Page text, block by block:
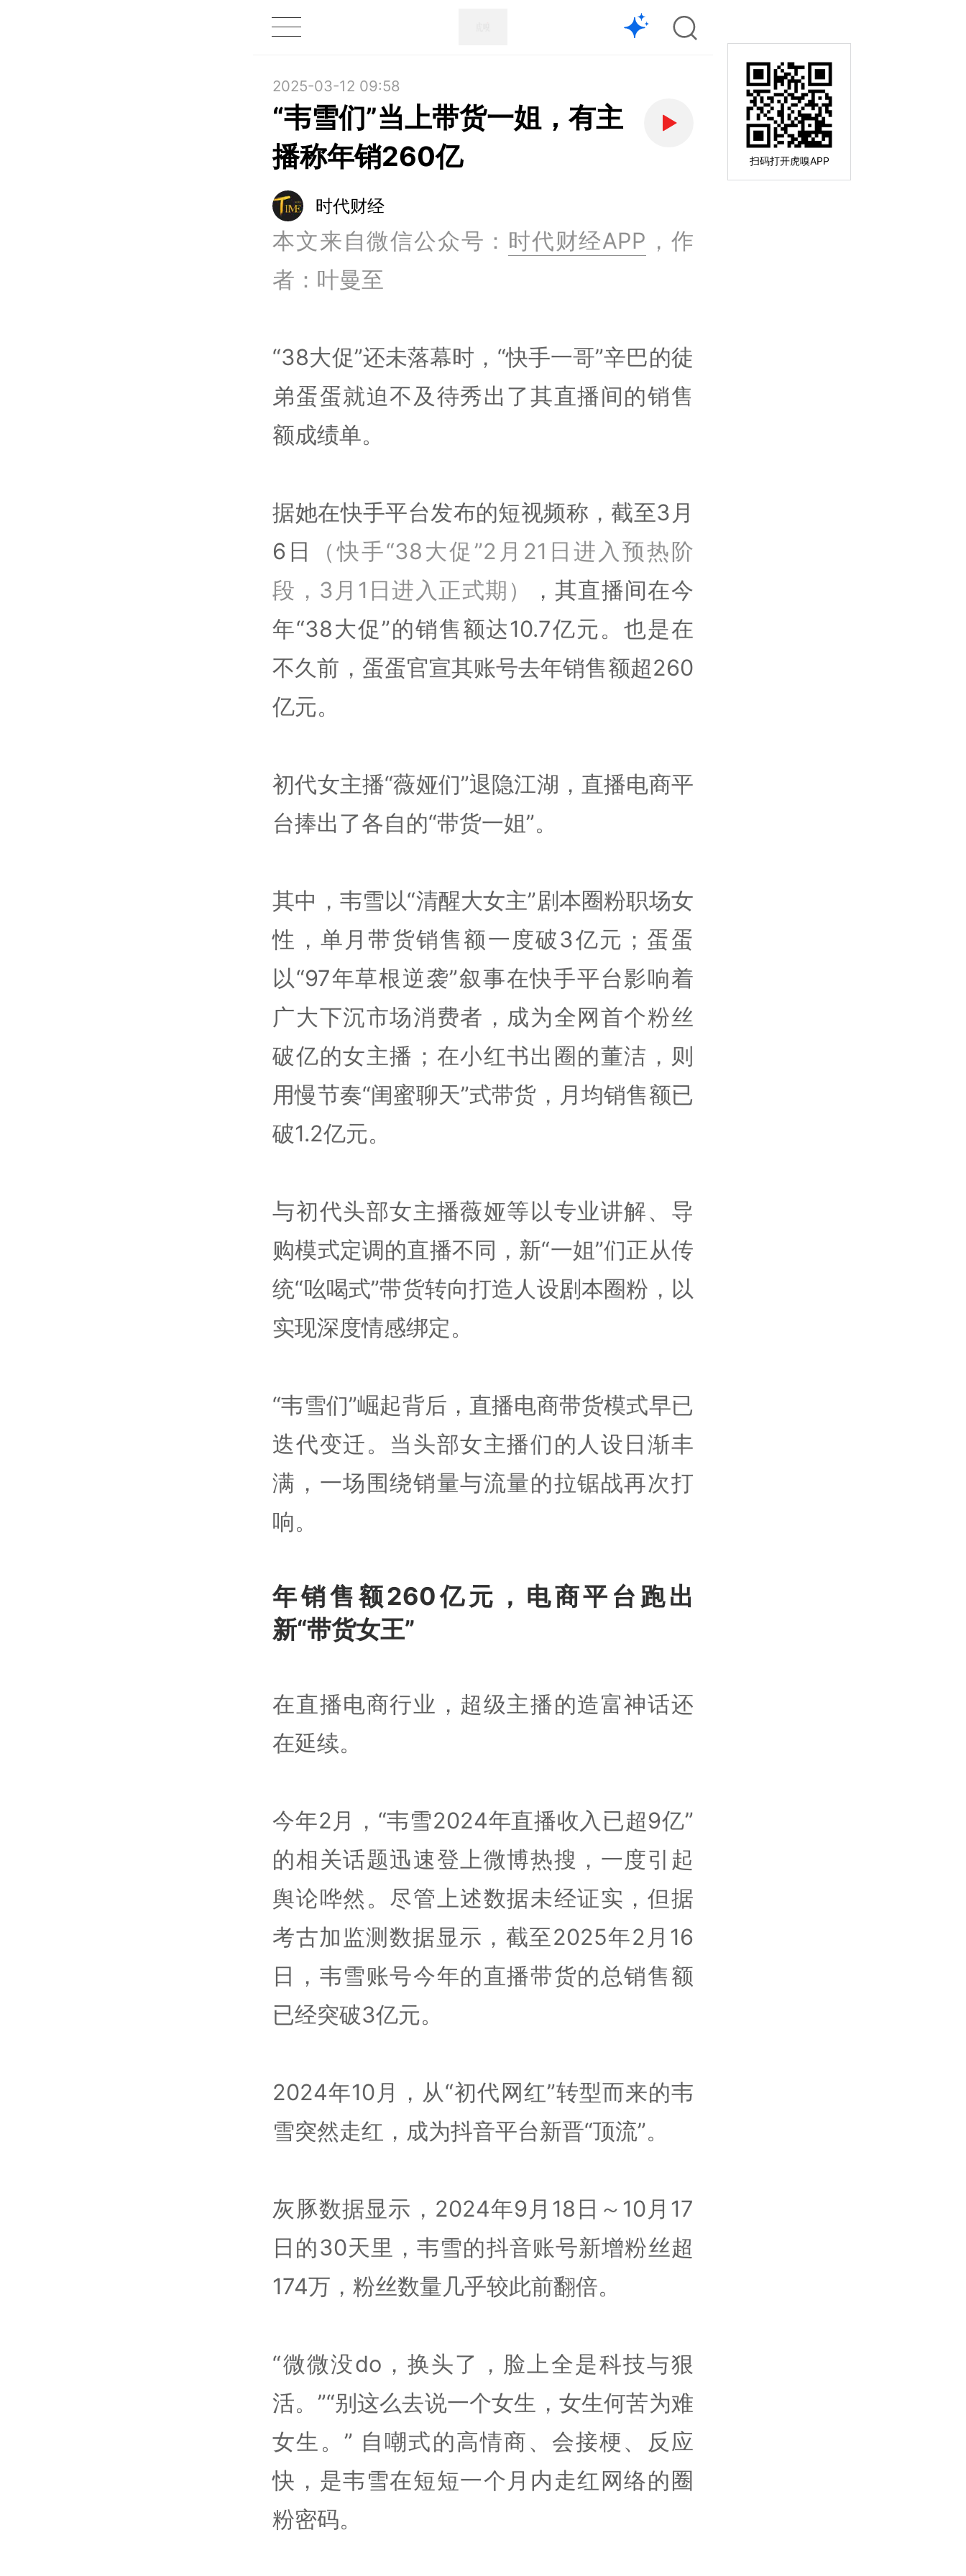
扫码打开虎嗅APP
2025-03-12 09:58
“韦雪们”当上带货一姐，有主
播称年销260亿
时代财经
本文来自微信公众号： 时代财经APP ，作
者：叶曼至
“38大促”还未落幕时，“快手一哥”辛巴的徒
弟蛋蛋就迫不及待秀出了其直播间的销售
额成绩单。
据她在快手平台发布的短视频称，截至3月
6日
（快手“38大促”2月21日进入预热阶
段，3月1日进入正式期）
，其直播间在今
年“38大促”的销售额达10.7亿元。也是在
不久前，蛋蛋官宣其账号去年销售额超260
亿元。
初代女主播“薇娅们”退隐江湖，直播电商平
台捧出了各自的“带货一姐”。
其中，韦雪以“清醒大女主”剧本圈粉职场女
性，单月带货销售额一度破3亿元；蛋蛋
以“97年草根逆袭”叙事在快手平台影响着
广大下沉市场消费者，成为全网首个粉丝
破亿的女主播；在小红书出圈的董洁，则
用慢节奏“闺蜜聊天”式带货，月均销售额已
破1.2亿元。
与初代头部女主播薇娅等以专业讲解、导
购模式定调的直播不同，新“一姐”们正从传
统“吆喝式”带货转向打造人设剧本圈粉，以
实现深度情感绑定。
“韦雪们”崛起背后，直播电商带货模式早已
迭代变迁。当头部女主播们的人设日渐丰
满，一场围绕销量与流量的拉锯战再次打
响。
年销售额260亿元，电商平台跑出
新“带货女王”
在直播电商行业，超级主播的造富神话还
在延续。
今年2月，“韦雪2024年直播收入已超9亿”
的相关话题迅速登上微博热搜，一度引起
舆论哗然。尽管上述数据未经证实，但据
考古加监测数据显示，截至2025年2月16
日，韦雪账号今年的直播带货的总销售额
已经突破3亿元。
2024年10月，从“初代网红”转型而来的韦
雪突然走红，成为抖音平台新晋“顶流”。
灰豚数据显示，2024年9月18日～10月17
日的30天里，韦雪的抖音账号新增粉丝超
174万，粉丝数量几乎较此前翻倍。
“微微没do，换头了，脸上全是科技与狠
活。”“别这么去说一个女生，女生何苦为难
女生。” 自嘲式的高情商、会接梗、反应
快，是韦雪在短短一个月内走红网络的圈
粉密码。